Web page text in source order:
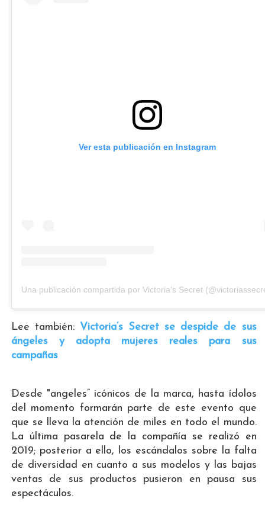
Ver esta publicación en Instagram
Una publicación compartida por Victoria's Secret
Lee también: Victoria’s Secret se despide de sus
ángeles y adopta mujeres reales para sus
campañas
Desde "angeles” icónicos de la marca, hasta ídolos
del momento formarán parte de este evento que
que se lleva la atención de miles en todo el mundo.
La última pasarela de la compañía se realizó en
2019; posterior a ello, los escándalos sobre la falta
de diversidad en cuanto a sus modelos y las bajas
ventas de sus productos pusieron en pausa sus
espectáculos.